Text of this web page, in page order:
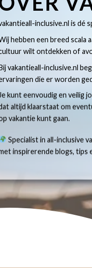
inclusive.nl is dé
hebben een breed scala
wilt ontdekken of
vakantieall-inclusive.nl
die er worden
kunt eenvoudig en veilig
altijd klaarstaat om
vakantie kunt gaan.
Specialist in all-inclusive
inspirerende blogs, tips